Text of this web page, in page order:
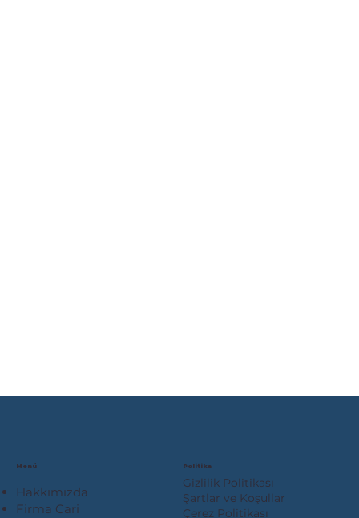
Menü
Hakkımızda
Firma Cari
Politika
Gizlilik Politikası
Şartlar ve Koşullar
Çerez Politikası